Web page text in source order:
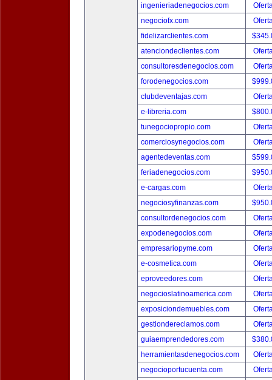
ingenieriadenegocios.com
negociofx.com
fidelizarclientes.com
atenciondeclientes.com
consultoresdenegocios.com
forodenegocios.com
clubdeventajas.com
e-libreria.com
tunegociopropio.com
comerciosynegocios.com
agentedeventas.com
feriadenegocios.com
e-cargas.com
negociosyfinanzas.com
consultordenegocios.com
expodenegocios.com
empresariopyme.com
e-cosmetica.com
eproveedores.com
negocioslatinoamerica.com
exposiciondemuebles.com
gestiondereclamos.com
guiaemprendedores.com
herramientasdenegocios.com
negocioportucuenta.com